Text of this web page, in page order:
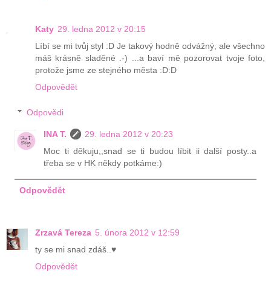
Katy 29. ledna 2012 v 20:15
Líbí se mi tvůj styl :D Je takový hodně odvážný, ale všechno
máš krásně sladěné .-) ...a baví mě pozorovat tvoje foto,
protože jsme ze stejného města :D:D
Odpovědět
Odpovědi
INA T.
29. ledna 2012 v 20:23
Moc ti děkuju,,snad se ti budou líbit ii další posty..a
třeba se v HK někdy potkáme:)
Odpovědět
Zrzavá Tereza 5. února 2012 v 12:59
ty se mi snad zdáš..♥
Odpovědět